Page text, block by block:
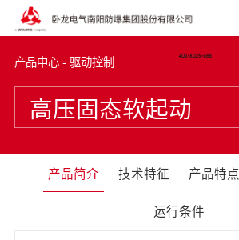
产品中心 - 驱动控制
高压固态软起动
产品简介 技术特征 产品特点
运行条件